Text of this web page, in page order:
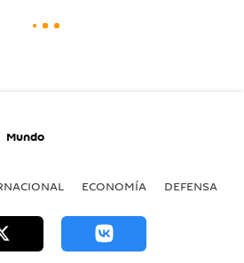
Mundo
ECONOMÍA DEFENSA